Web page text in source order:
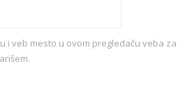
i veb mesto u ovom pregledaču veba za